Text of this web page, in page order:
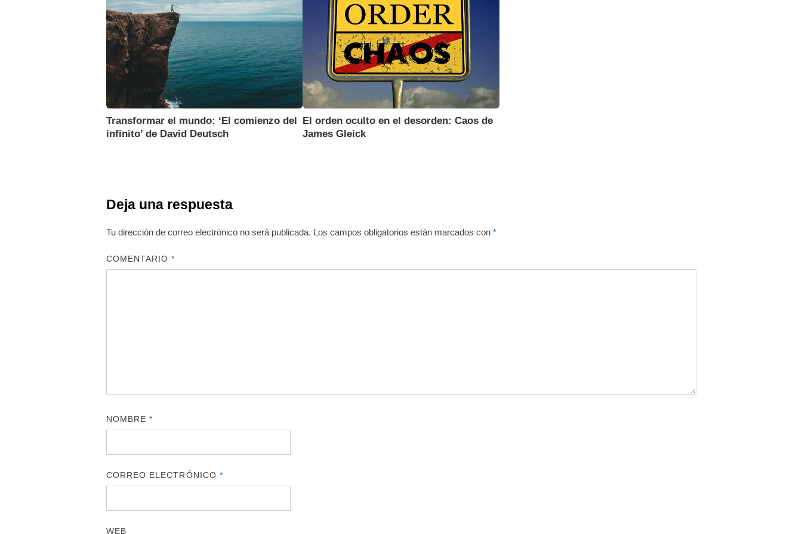
Transformar el mundo: ‘El comienzo del
infinito’ de David Deutsch
El orden oculto en el desorden: Caos de
James Gleick
Deja una respuesta
Tu dirección de correo electrónico no será publicada. Los campos obligatorios están marcados con *
COMENTARIO*
NOMBRE*
CORREO ELECTRÓNICO *
WEB